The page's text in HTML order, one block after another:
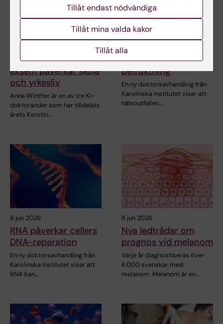
Doktorand får
forskning om hur
eksem påverkar skola
och yrkesliv
Anna Winther är en av tre KI-
doktorander som har tilldelats
årets Kerstin…
9 jun 2026
Ny avhandling visar
låg risk för barns
hälsa vid assisterad
befruktning
En ny doktorsavhandling från
Karolinska Institutet visar att
hälsoutfallen…
8 jun 2026
RNA påverkar cellers
DNA-reparation
En ny doktorsavhandling från
Karolinska Institutet visar att
RNA kan…
8 jun 2026
Nya ledtrådar om
prognos vid melanom
Varje år diagnostiseras över
6 000 svenskar med
melanom. Melanom är en…
Tillåt endast nödvändiga
Tillåt mina valda kakor
Tillåt alla